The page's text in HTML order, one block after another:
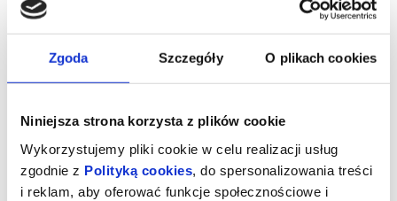
Zgoda Szczegóły O plikach cookies
Niniejsza strona korzysta z plików cookie
Wykorzystujemy pliki cookie w celu realizacji usług
zgodnie z Polityką cookies , do spersonalizowania treści
i reklam, aby oferować funkcje społecznościowe i